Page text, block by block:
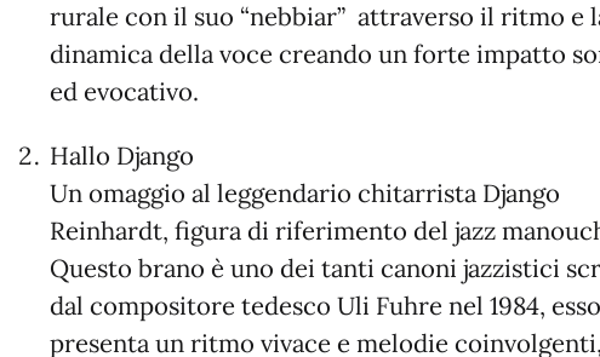
rurale con il suo “nebbiar” attraverso il ritmo e
dinamica della voce creando un forte impatto
ed evocativo.
Hallo Django
Un omaggio al leggendario chitarrista Django
Reinhardt, figura di riferimento del jazz
Questo brano è uno dei tanti canoni jazzistici
dal compositore tedesco Uli Fuhre nel 1984, esso
presenta un ritmo vivace e melodie